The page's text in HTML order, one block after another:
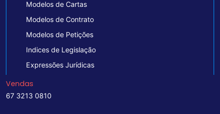
Modelos de Cartas
Modelos de Contrato
Modelos de Petições
Indices de Legislação
Expressões Jurídicas
Vendas
67 3213 0810